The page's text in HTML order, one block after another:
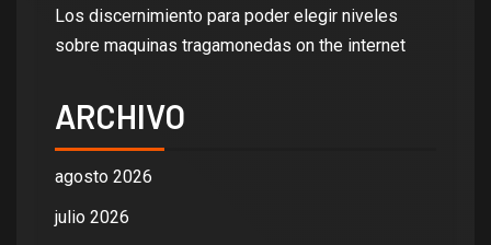
Los discernimiento para poder elegir niveles
sobre maquinas tragamonedas on the internet
ARCHIVO
agosto 2026
julio 2026